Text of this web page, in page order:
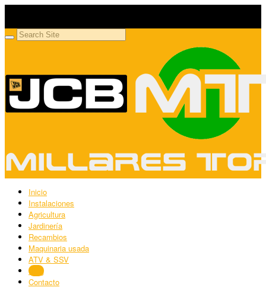
Inicio
Instalaciones
Agricultura
Jardinería
Recambios
Maquinaria usada
ATV & SSV
Blog
Contacto